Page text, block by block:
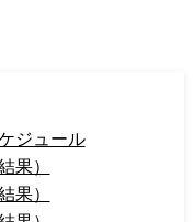
ジュール
果）
果）